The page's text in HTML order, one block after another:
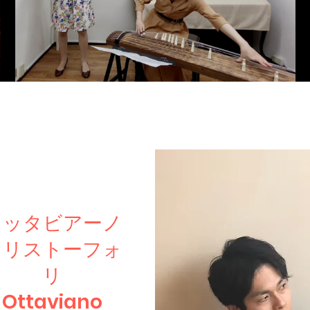
サンプルを見る ￥770 で購入
タビアーノ
ストーフォ
リ
Ottaviano